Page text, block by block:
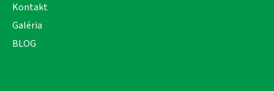
Kontakt
Galéria
BLOG